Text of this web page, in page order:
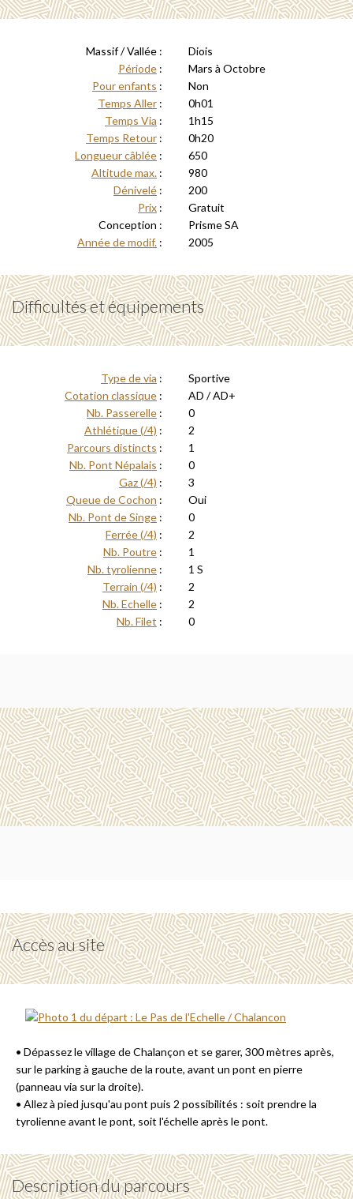
Massif / Vallée :
Diois
Période :
Mars à Octobre
Pour enfants :
Non
Temps Aller :
0h01
Temps Via :
1h15
Temps Retour :
0h20
Longueur câblée :
650
Altitude max. :
980
Dénivelé :
200
Prix :
Gratuit
Conception :
Prisme SA
Année de modif. : 2005
Difficultés et équipements
Type de via :
Sportive
Cotation classique :
AD / AD+
Nb. Passerelle :
0
Athlétique (/4) :
2
Parcours distincts :
1
Nb. Pont Népalais :
0
Gaz (/4) :
3
Queue de Cochon :
Oui
Nb. Pont de Singe :
0
Ferrée (/4) :
2
Nb. Poutre :
1
Nb. tyrolienne :
1 S
Terrain (/4) :
2
Nb. Echelle :
2
Nb. Filet : 0
Accès au site
• Dépassez le village de Chalançon et se garer, 300 mètres après,
sur le parking à gauche de la route, avant un pont en pierre
(panneau via sur la droite).
• Allez à pied jusqu'au pont puis 2 possibilités : soit prendre la
tyrolienne avant le pont, soit l'échelle après le pont.
Description du parcours